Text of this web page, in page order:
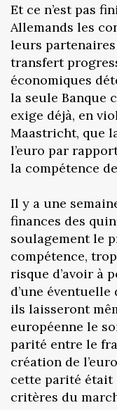
Et ce n’est pas
Allemands les
leurs partenaires
transfert
économiques
la seule Banque
exige déjà, en
Maastricht, que
l’euro par
la compétence
Il y a une
finances des
soulagement le
compétence,
risque d’avoir à
d’une
ils laisseront
européenne le
parité entre le
création de
cette parité était
critères du